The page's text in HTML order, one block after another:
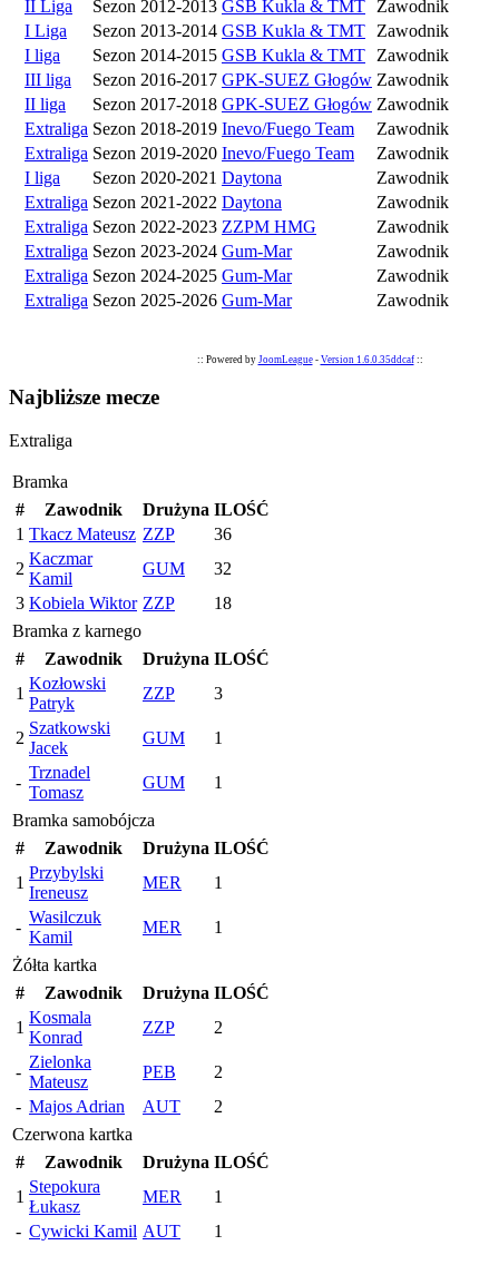
II Liga Sezon 2012-2013 GSB Kukla & TMT
Zawodnik
I Liga
Sezon 2013-2014 GSB Kukla & TMT
Zawodnik
I liga
Sezon 2014-2015 GSB Kukla & TMT
Zawodnik
III liga
Sezon 2016-2017 GPK-SUEZ Głogów Zawodnik
II liga
Sezon 2017-2018 GPK-SUEZ Głogów Zawodnik
Extraliga Sezon 2018-2019 Inevo/Fuego Team
Zawodnik
Extraliga Sezon 2019-2020 Inevo/Fuego Team
Zawodnik
I liga
Sezon 2020-2021 Daytona
Zawodnik
Extraliga Sezon 2021-2022 Daytona
Zawodnik
Extraliga Sezon 2022-2023 ZZPM HMG
Zawodnik
Extraliga Sezon 2023-2024 Gum-Mar
Zawodnik
Extraliga Sezon 2024-2025 Gum-Mar
Zawodnik
Extraliga Sezon 2025-2026 Gum-Mar Zawodnik
:: Powered by JoomLeague- Version 1.6.0.35ddcaf::
Najbliższe mecze
Extraliga
Bramka
#
Zawodnik Drużyna ILOŚĆ
1 Tkacz Mateusz ZZP
36
2
Kaczmar
Kamil
GUM
32
3 Kobiela Wiktor ZZP
18
Bramka z karnego
#
Zawodnik Drużyna ILOŚĆ
1
Kozłowski
Patryk
ZZP 3
2
Szatkowski
Jacek
GUM 1
-
Trznadel
Tomasz
GUM
1
Bramka samobójcza
#
Zawodnik Drużyna ILOŚĆ
1
Przybylski
Ireneusz
MER 1
-
Wasilczuk
Kamil
MER
1
Żółta kartka
#
Zawodnik Drużyna ILOŚĆ
1
Kosmala
Konrad
ZZP 2
-
Zielonka
Mateusz
PEB
2
- Majos Adrian AUT
2
Czerwona kartka
#
Zawodnik Drużyna ILOŚĆ
1
Stepokura
Łukasz
MER
1
- Cywicki Kamil AUT 1